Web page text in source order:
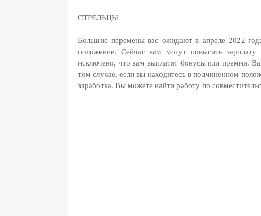
СТРЕЛЬЦЫ
Большие перемены вас ожидают в апреле 2022
положение. Сейчас вам могут повысить
исключено, что вам выплатят бонусы или премии.
том случае, если вы находитесь в подчиненном
заработка. Вы можете найти работу по